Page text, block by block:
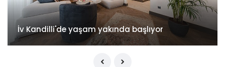
İv Kandilli'de yaşam yakında başlıyor